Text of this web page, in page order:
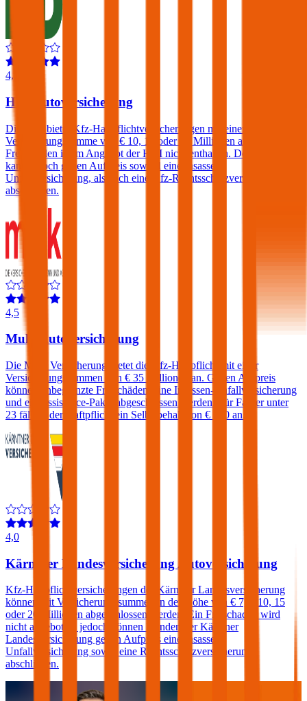
4,3
HDI Autoversicherung
Die HDI bietet Kfz-Haftpflichtversicherungen mit einer
Versicherungssumme von € 10, 15 oder 20 Millionen an. Ein
Freischaden ist im Angebot der HDI nicht enthalten. Der Kunde
kann jedoch gegen Aufpreis sowohl eine Insassen-
Unfallversicherung, als auch eine Kfz-Rechtsschutzversicherung
abschließen.
4,5
Muki Autoversicherung
Die Muki Versicherung bietet die Kfz-Haftpflicht mit einer
Versicherungssummen von € 35 Millionen an. Gegen Aufpreis
können unbegrenzte Freischäden, eine Insassen-Unfallversicherung
und ein Assistance-Paket abgeschlossen werden. Für Fahrer unter
23 fällt in der Haftpflicht ein Selbstbehalt von € 500 an.
4,0
Kärntner Landesversicherung Autoversicherung
Kfz-Haftpflichtversicherungen der Kärntner Landesversicherung
können mit Versicherungssummen in der Höhe von € 7,6, 10, 15
oder 20 Millionen abgeschlossen werden. Ein Freischaden wird
nicht angeboten, jedoch können Kunden der Kärntner
Landesversicherung gegen Aufpreis eine Insassen-
Unfallversicherung sowie eine Rechtsschutzversicherung
abschließen.